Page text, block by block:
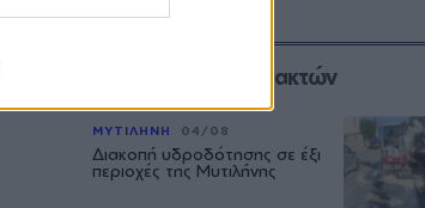
Επιλογές των Συντακτών
ΜΥΤΙΛΗΝΗ 04/08
Διακοπή υδροδότησης σε έξι
περιοχές της Μυτιλήνης